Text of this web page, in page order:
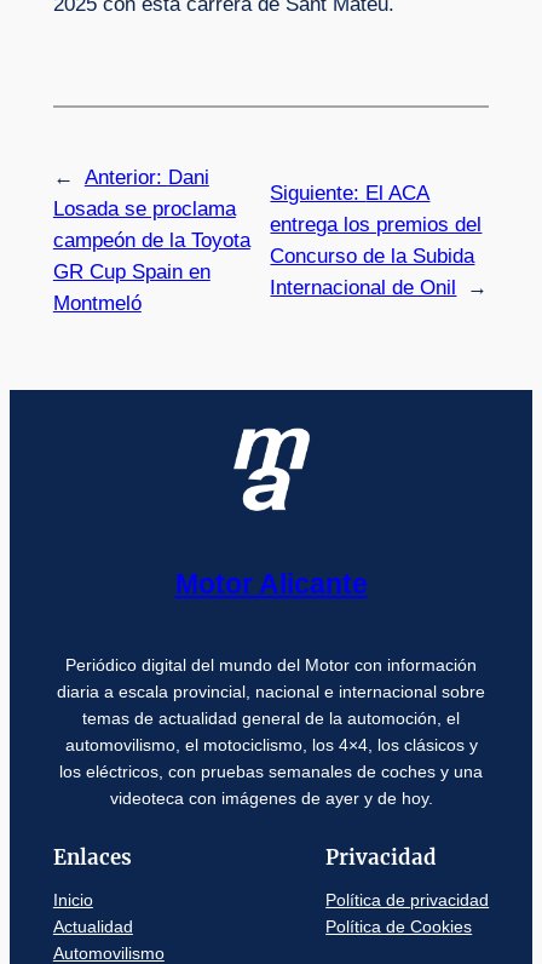
2025 con esta carrera de Sant Mateu.
← Anterior: Dani
Losada se proclama
campeón de la Toyota
GR Cup Spain en
Montmeló
Siguiente: El ACA
entrega los premios del
Concurso de la Subida
Internacional de Onil
→
Motor Alicante
Periódico digital del mundo del Motor con información
diaria a escala provincial, nacional e internacional sobre
temas de actualidad general de la automoción, el
automovilismo, el motociclismo, los 4×4, los clásicos y
los eléctricos, con pruebas semanales de coches y una
videoteca con imágenes de ayer y de hoy.
Enlaces
Inicio
Actualidad
Automovilismo
Privacidad
Política de privacidad
Política de Cookies